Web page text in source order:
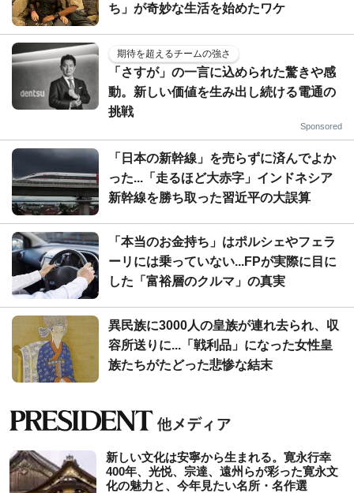
ち」が奇妙な生活を始めたワケ
期待を超えるチームの強さ
「さすが」の一言に込められた驚きや感
動。新しい価値を生み出し続ける電通の
挑戦
Sponsored
「日本の新幹線」を売らずに済んでよか
った...「走るほど大赤字」インドネシア
新幹線を勝ち取った習近平の大誤算
「本当のお金持ち」はポルシェやフェラ
ーリには乗っていない...FPが実際に目に
した「富裕層のクルマ」の真実
異民族に3000人の皇族が連れ去られ、収
容所送りに...「戦利品」になった女性皇
族たちがたどった悲惨な結末
新しい文化は安寧から生まれる。寛永行幸
400年、光悦、宗達、遠州らが彩った寛永文
化の魅力と、今年見たい名所・名作選